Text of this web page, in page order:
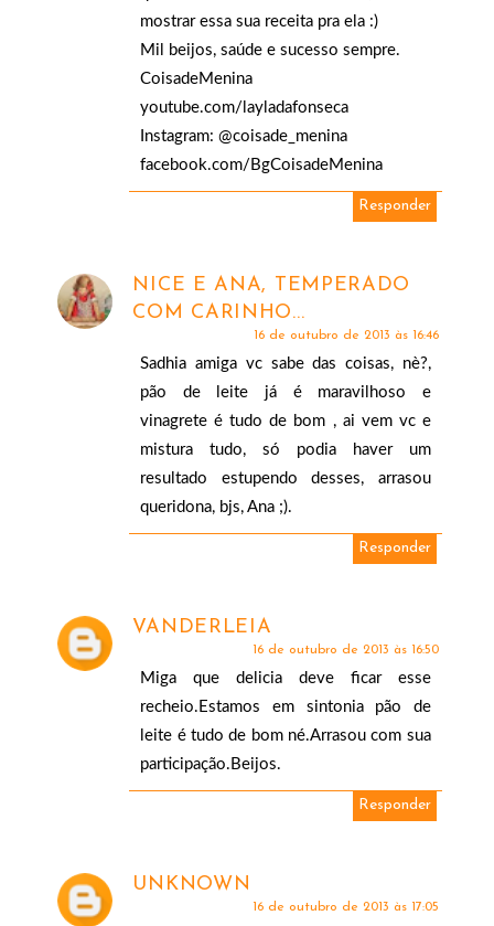
mostrar essa sua receita pra ela :)
Mil beijos, saúde e sucesso sempre.
CoisadeMenina
youtube.com/layladafonseca
Instagram: @coisade_menina
facebook.com/BgCoisadeMenina
Responder
NICE E ANA, TEMPERADO
COM CARINHO...
16 de outubro de 2013 às 16:46
Sadhia amiga vc sabe das coisas, nè?,
pão de leite já é maravilhoso e
vinagrete é tudo de bom , ai vem vc e
mistura tudo, só podia haver um
resultado estupendo desses, arrasou
queridona, bjs, Ana ;).
Responder
VANDERLEIA
16 de outubro de 2013 às 16:50
Miga que delicia deve ficar esse
recheio.Estamos em sintonia pão de
leite é tudo de bom né.Arrasou com sua
participação.Beijos.
Responder
UNKNOWN
16 de outubro de 2013 às 17:05